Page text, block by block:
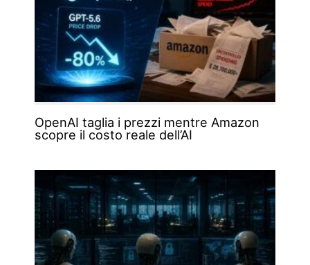
OpenAI taglia i prezzi mentre Amazon
scopre il costo reale dell’AI